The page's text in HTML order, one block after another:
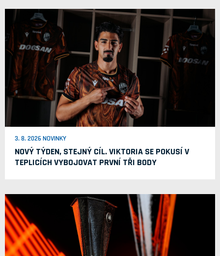
3. 8. 2026 NOVINKY
NOVÝ TÝDEN, STEJNÝ CÍL. VIKTORIA SE POKUSÍ V
TEPLICÍCH VYBOJOVAT PRVNÍ TŘI BODY